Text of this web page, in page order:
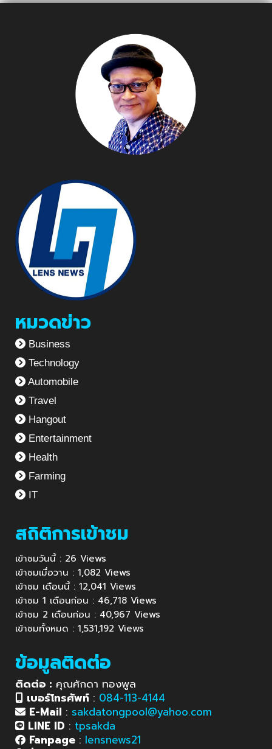
หมวดข่าว
Business
Technology
Automobile
Travel
Hangout
Entertainment
Health
Farming
IT
สถิติการเข้าชม
เข้าชมวันนี้ : 26 Views
เข้าชมเมื่อวาน : 1,082 Views
เข้าชม เดือนนี้ : 12,041 Views
เข้าชม 1 เดือนก่อน : 46,718 Views
เข้าชม 2 เดือนก่อน : 40,967 Views
เข้าชมทั้งหมด : 1,531,192 Views
ข้อมูลติดต่อ
ติดต่อ : คุณศักดา ทองพูล
เบอร์โทรศัพท์ : 084-113-4144
E-Mail : sakdatongpool@yahoo.com
LINE ID : tpsakda
Fanpage : lensnews21